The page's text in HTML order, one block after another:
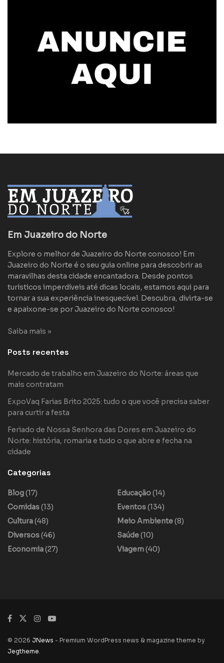
Em Juazeiro do Norte
Explore o melhor de Juazeiro do Norte conosco! Em
Juazeiro do Norte é o seu guia online para descobrir as
maravilhas desta cidade encantadora. Desde pontos
turísticos imperdíveis até dicas locais, estamos aqui para
tornar a sua experiência inesquecível. Descubra, divirta-se
e apaixone-se por Juazeiro do Norte conosco!
Saiba mais »
Posts recentes
Mercado de trabalho em Juazeiro do Norte: áreas que
mais contratam
ExpoVaq Farias Brito 2025: tudo o que você precisa saber
para curtir a festa
Feriado de Nossa Senhora das Dores em Juazeiro do
Norte: história, romaria e tudo o que abre e fecha na
cidade
Categorias
Blog(17)
Comidas(13)
Cultura(48)
Diversos(46)
Economia(27)
Educação(14)
Eventos(134)
Meio Ambiente(8)
Saúde(10)
Viagem(40)
© 2026 JNews - Premium WordPress news & magazine theme by
Jegtheme.